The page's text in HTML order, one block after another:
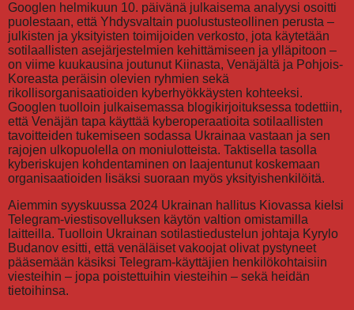
Googlen helmikuun 10. päivänä julkaisema analyysi osoitti
puolestaan, että Yhdysvaltain puolustusteollinen perusta –
julkisten ja yksityisten toimijoiden verkosto, jota käytetään
sotilaallisten asejärjestelmien kehittämiseen ja ylläpitoon –
on viime kuukausina joutunut Kiinasta, Venäjältä ja Pohjois-
Koreasta peräisin olevien ryhmien sekä
rikollisorganisaatioiden kyberhyökkäysten kohteeksi.
Googlen tuolloin julkaisemassa blogikirjoituksessa todettiin,
että Venäjän tapa käyttää kyberoperaatioita sotilaallisten
tavoitteiden tukemiseen sodassa Ukrainaa vastaan ja sen
rajojen ulkopuolella on moniulotteista. Taktisella tasolla
kyberiskujen kohdentaminen on laajentunut koskemaan
organisaatioiden lisäksi suoraan myös yksityishenkilöitä.
Aiemmin syyskuussa 2024 Ukrainan hallitus Kiovassa kielsi
Telegram-viestisovelluksen käytön valtion omistamilla
laitteilla. Tuolloin Ukrainan sotilastiedustelun johtaja Kyrylo
Budanov esitti, että venäläiset vakoojat olivat pystyneet
pääsemään käsiksi Telegram-käyttäjien henkilökohtaisiin
viesteihin – jopa poistettuihin viesteihin – sekä heidän
tietoihinsa.